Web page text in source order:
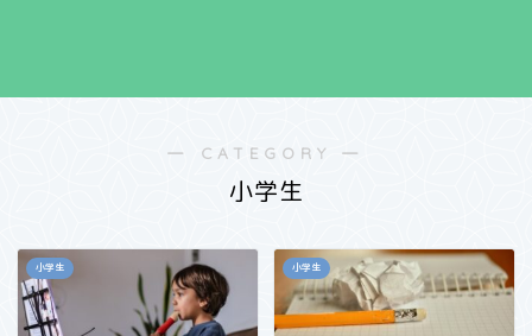
― CATEGORY ―
小学生
小学生 小学生